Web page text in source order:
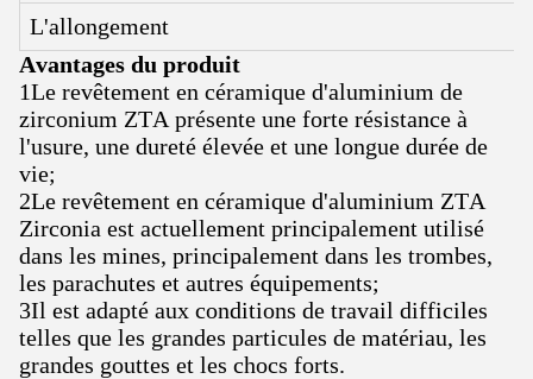
L'allongement
Avantages du produit
1Le revêtement en céramique d'aluminium de
zirconium ZTA présente une forte résistance à
l'usure, une dureté élevée et une longue durée de
vie;
2Le revêtement en céramique d'aluminium ZTA
Zirconia est actuellement principalement utilisé
dans les mines, principalement dans les trombes,
les parachutes et autres équipements;
3Il est adapté aux conditions de travail difficiles
telles que les grandes particules de matériau, les
grandes gouttes et les chocs forts.